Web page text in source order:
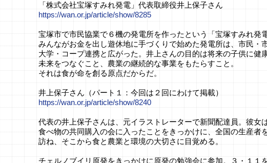
「株式会社宝塚すみれ発電」代表取締役井上保子さん
https://wan.or.jp/article/show/8285
宝塚市で市民協業で６機の発電所を作ったという「宝塚すみれ発
みんながお金を出し遊休地に手づくりで始めた発電所は、市民・
大学・コープ連携と広がった。井上さんの目的は将来の子供に健
未来をつなぐこと、農業の継続的な事業をもたらすこと。
それは食が命を創る原点だからだ。
井上保子さん（パート１：今回は２回にわけて掲載）
https://wan.or.jp/article/show/8240
代表の井上保子さんは、元イラストレーターで新聞配達員。彼女
食べ物の共同購入の会に入ったことをきっかけに、全国の生産者
訪ね、そこから食と農業と環境の大切さに目覚める。
チェルノブイリ原発をきっかけに原発の勉強会に参加。３・１１